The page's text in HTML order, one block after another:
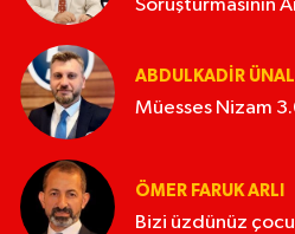
Soruşturmasının
ABDULKADIR ÜNAL
Müesses Nizam
ÖMER FARUK ARLI
Bizi üzdünüz